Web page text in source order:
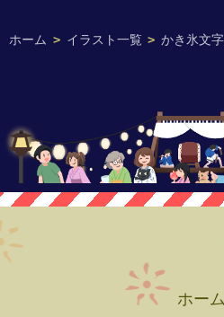
ホーム > イラスト一覧 > かき氷文
ホーム